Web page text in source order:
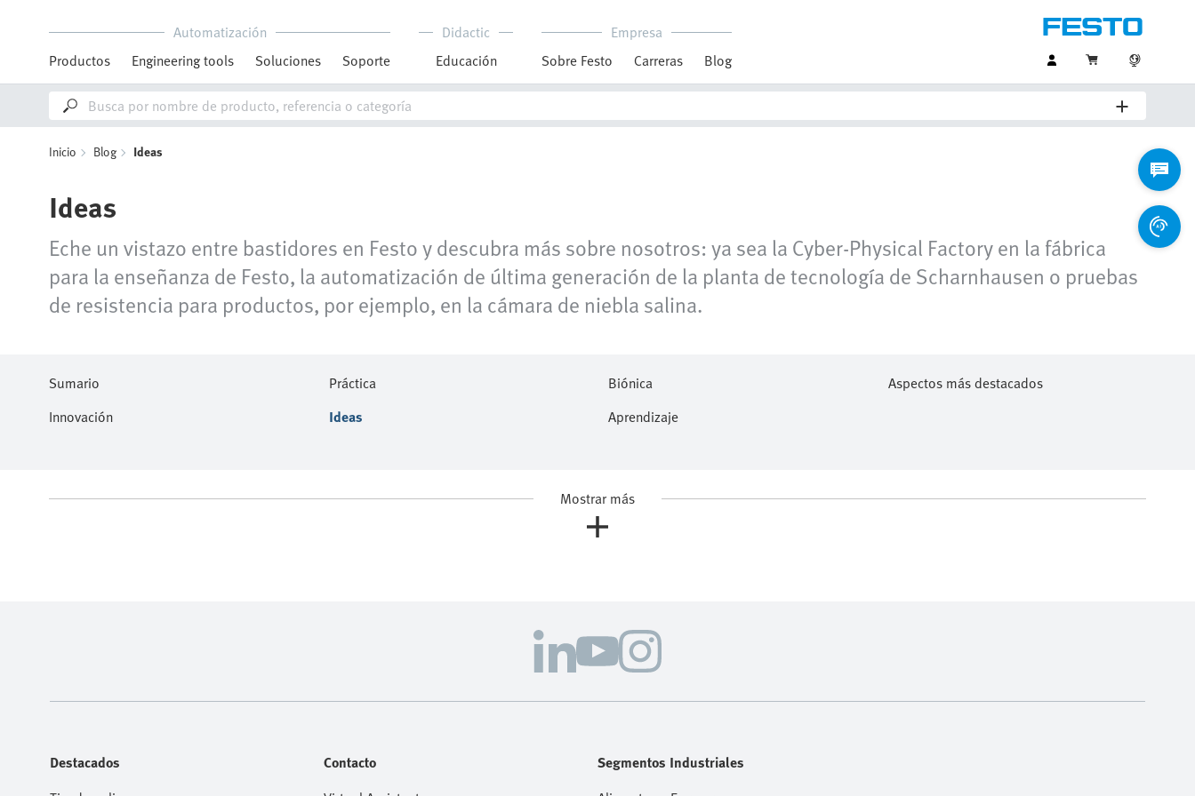
Automatización
Productos
Engineering tools Soluciones Soporte
Didactic
Educación
Empresa
Sobre Festo
Carreras Blog
Inicio Blog Ideas
Ideas
Eche un vistazo entre bastidores en Festo y descubra más sobre nosotros: ya sea la Cyber-Physical Factory en la fábrica
para la enseñanza de Festo, la automatización de última generación de la planta de tecnología de Scharnhausen o pruebas
de resistencia para productos, por ejemplo, en la cámara de niebla salina.
Sumario Práctica Biónica
Aspectos más destacados
Innovación
Ideas Aprendizaje
Mostrar más
Destacados
Contacto
Segmentos Industriales